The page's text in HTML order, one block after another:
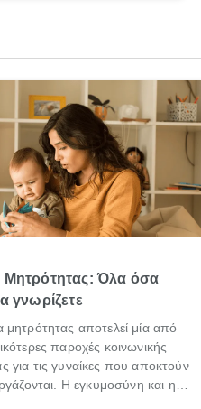
Μητρότητας: Όλα όσα
γνωρίζετε
μητρότητας αποτελεί μία από
παροχές κοινωνικής
για τις γυναίκες που αποκτούν
Η εγκυμοσύνη και η